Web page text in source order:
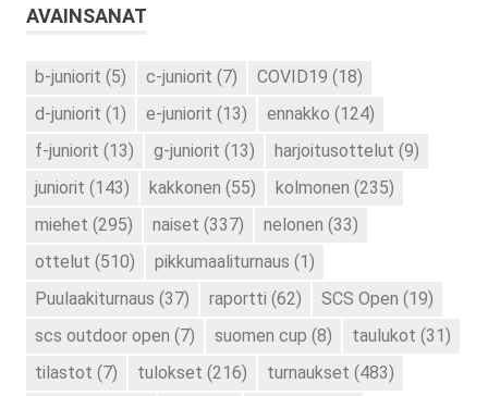
AVAINSANAT
b-juniorit (5) c-juniorit (7) COVID19 (18)
d-juniorit (1) e-juniorit (13) ennakko (124)
f-juniorit (13) g-juniorit (13) harjoitusottelut (9)
juniorit (143) kakkonen (55) kolmonen (235)
miehet (295) naiset (337) nelonen (33)
ottelut (510) pikkumaaliturnaus (1)
Puulaakiturnaus (37) raportti (62) SCS Open (19)
scs outdoor open (7) suomen cup (8) taulukot (31)
tilastot (7) tulokset (216) turnaukset (483)